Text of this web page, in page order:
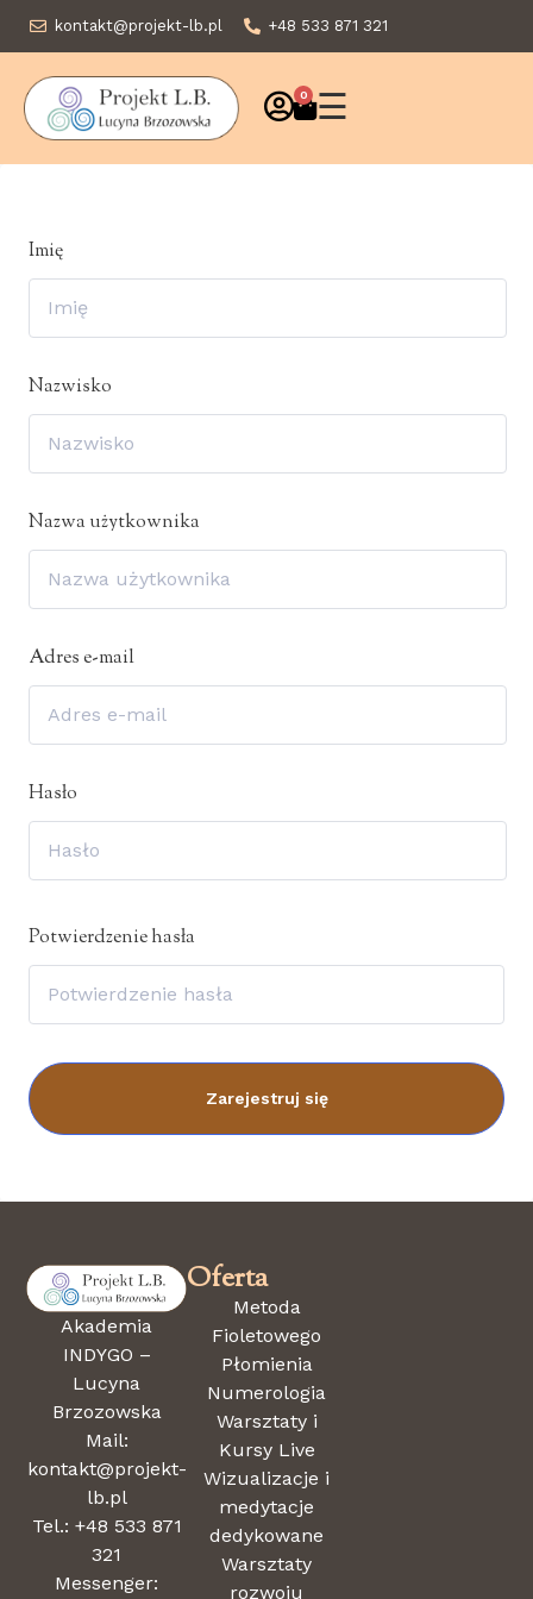
kontakt@projekt-lb.pl +48 533 871 321
0 ☰
Imię
Nazwisko
Nazwa użytkownika
Adres e-mail
Hasło
Potwierdzenie hasła
Zarejestruj się
Akademia
INDYGO –
Lucyna
Brzozowska
Mail:
kontakt@projekt-
lb.pl
Tel.: +48 533 871
321
Messenger:
Oferta
Metoda
Fioletowego
Płomienia
Numerologia
Warsztaty i
Kursy Live
Wizualizacje i
medytacje
dedykowane
Warsztaty
rozwoju